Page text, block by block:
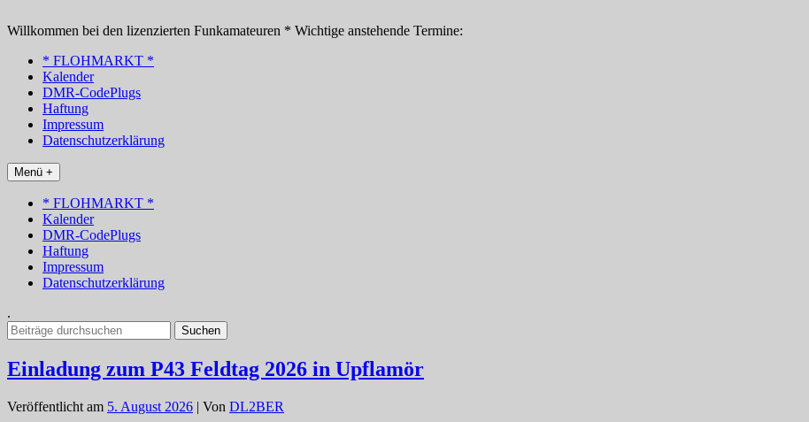
Inhalt
Willkommen bei den lizenzierten Funkamateuren * Wichtige anstehende Termine:
* FLOHMARKT *
Kalender
DMR-CodePlugs
Haftung
Impressum
Datenschutzerklärung
Menü +
* FLOHMARKT *
Kalender
DMR-CodePlugs
Haftung
Impressum
Datenschutzerklärung
.
Suchen
nach:
Einladung zum P43 Feldtag 2026 in Upflamör
Veröffentlicht am 5. August 2026 | Von DL2BER